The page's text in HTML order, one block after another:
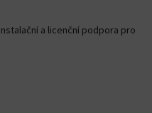
a licenční podpora pro